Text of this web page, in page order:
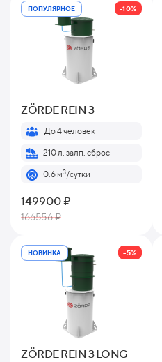
ПОПУЛЯРНОЕ -10%
ZÖRDE REIN 3
До 4 человек
210 л. залп. сброс
0.6 м3/сутки
149900 ₽
166556 ₽
НОВИНКА -5%
ZÖRDE REIN 3 LONG